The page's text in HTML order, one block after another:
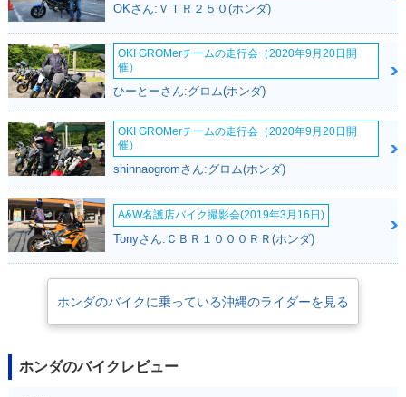
OKさん:ＶＴＲ２５０(ホンダ)
OKI GROMerチームの走行会（2020年9月20日開
催）
ひーとーさん:グロム(ホンダ)
OKI GROMerチームの走行会（2020年9月20日開
催）
shinnaogromさん:グロム(ホンダ)
A&W名護店バイク撮影会(2019年3月16日)
Tonyさん:ＣＢＲ１０００ＲＲ(ホンダ)
ホンダのバイクに乗っている沖縄のライダーを見る
ホンダのバイクレビュー